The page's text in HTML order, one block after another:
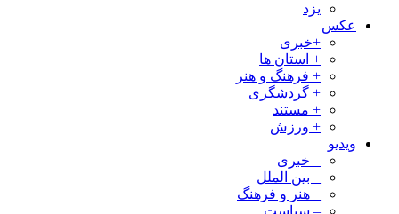
یزد
عکس
+خبری
+ استان ها
+ فرهنگ و هنر
+ گردشگری
+ مستند
+ ورزش
ویدیو
– خبری
_ بین الملل
_ هنر و فرهنگ
– سیاست